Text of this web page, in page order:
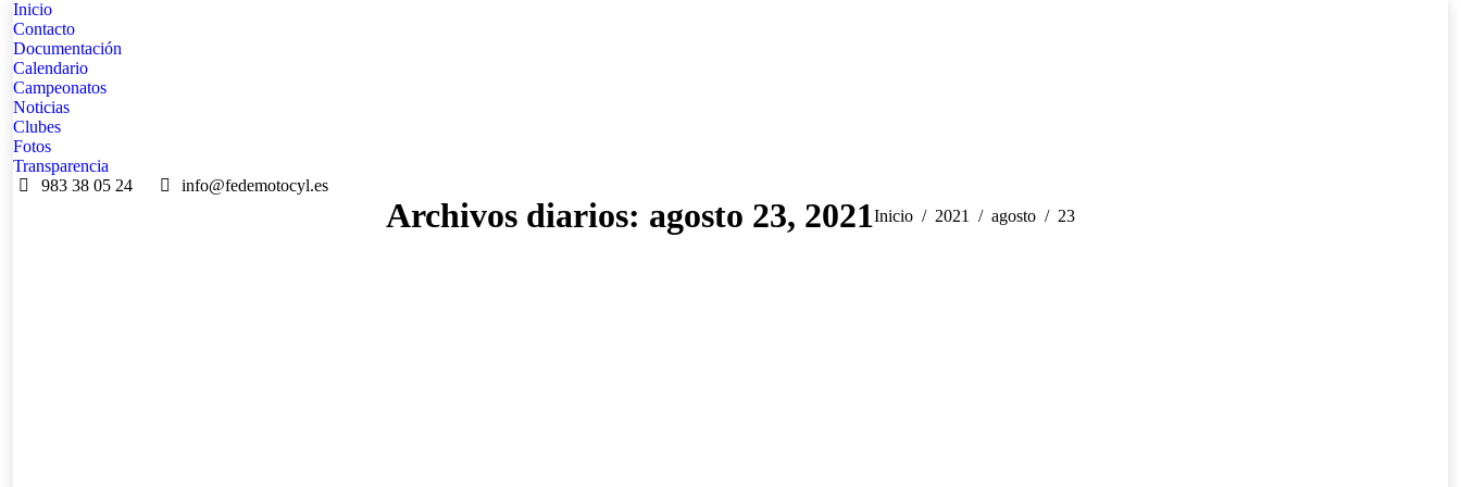
Inicio
Contacto
Documentación
Calendario
Campeonatos
Noticias
Clubes
Fotos
Transparencia
983 38 05 24
info@fedemotocyl.es
Archivos diarios: agosto 23, 2021Estás aquí:
Inicio 2021 agosto 23